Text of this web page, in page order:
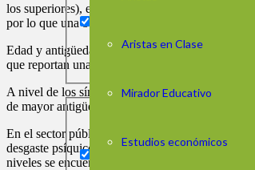
Aristas en Clase
Mirador Educativo
Estudios económicos
los superiores), el equilibrio esfuerzo-
por lo que una baja percepción de ellos colabora
Edad y antigüedad son características que se
que reportan una mejor situación. El resto
A nivel de los síntomas de estrés, las mujeres
de mayor antigüedad presentan menos síntomas
En el sector público, inicial y primaria es el
desgaste psíquico, indolencia y pérdida de
niveles se encuentran por debajo del 5%, con